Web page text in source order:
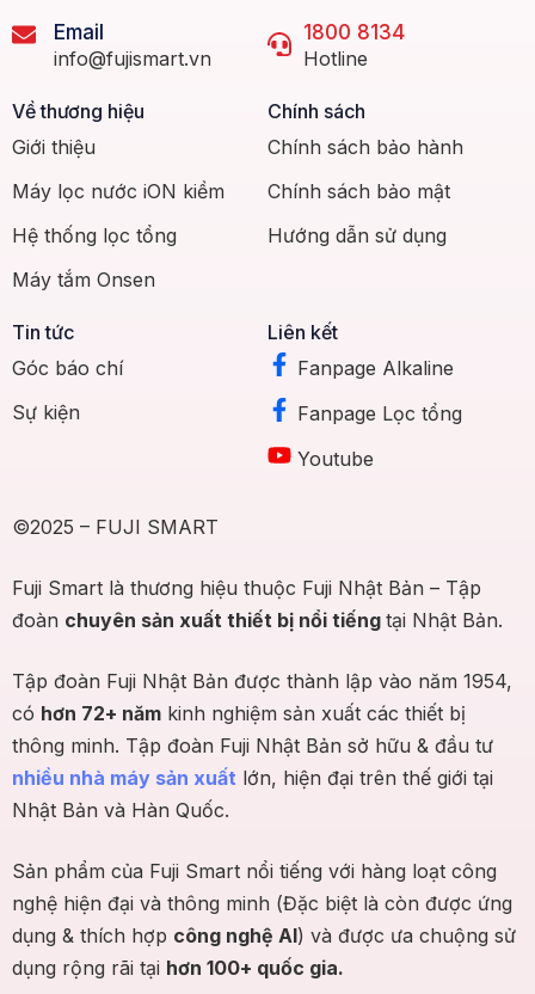
1800 8134
Hotline
Email
info@fujismart.vn
Về thương hiệu
Giới thiệu
Máy lọc nước iON kiềm
Hệ thống lọc tổng
Máy tắm Onsen
Chính sách
Chính sách bảo hành
Chính sách bảo mật
Hướng dẫn sử dụng
Tin tức
Góc báo chí
Sự kiện
Liên kết
Fanpage Alkaline
Fanpage Lọc tổng
Youtube
©2025 – FUJI SMART
Fuji Smart là thương hiệu thuộc Fuji Nhật Bản – Tập
đoàn chuyên sản xuất thiết bị nổi tiếng tại Nhật Bản.
Tập đoàn Fuji Nhật Bản được thành lập vào năm 1954,
có hơn 72+ năm kinh nghiệm sản xuất các thiết bị
thông minh. Tập đoàn Fuji Nhật Bản sở hữu & đầu tư
nhiều nhà máy sản xuất lớn, hiện đại trên thế giới tại
Nhật Bản và Hàn Quốc.
Sản phẩm của Fuji Smart nổi tiếng với hàng loạt công
nghệ hiện đại và thông minh (Đặc biệt là còn được ứng
dụng & thích hợp công nghệ AI) và được ưa chuộng sử
dụng rộng rãi tại hơn 100+ quốc gia.